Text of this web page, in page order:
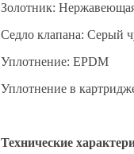
Золотник:
Седло клапана: Серый
Уплотнение: EPDM
Уплотнение в
Технические